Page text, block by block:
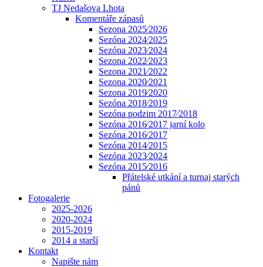
TJ Nedašova Lhota
Komentáře zápasů
Sezona 2025⁄2026
Sezóna 2024⁄2025
Sezóna 2023⁄2024
Sezona 2022⁄2023
Sezona 2021⁄2022
Sezona 2020⁄2021
Sezona 2019⁄2020
Sezóna 2018⁄2019
Sezóna podzim 2017⁄2018
Sezóna 2016⁄2017 jarní kolo
Sezóna 2016⁄2017
Sezóna 2014⁄2015
Sezóna 2023⁄2024
Sezóna 2015⁄2016
Přátelské utkání a turnaj starých
pánů
Fotogalerie
2025-2026
2020-2024
2015-2019
2014 a starší
Kontakt
Napište nám